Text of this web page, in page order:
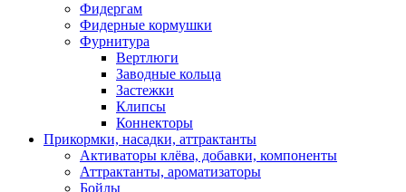
Фидергам
Фидерные кормушки
Фурнитура
Вертлюги
Заводные кольца
Застежки
Клипсы
Коннекторы
Прикормки, насадки, аттрактанты
Активаторы клёва, добавки, компоненты
Аттрактанты, ароматизаторы
Бойлы